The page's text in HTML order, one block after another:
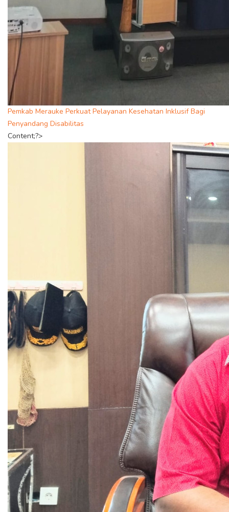
Pemkab Merauke Perkuat Pelayanan Kesehatan Inklusif Bagi
Penyandang Disabilitas
Content;?>